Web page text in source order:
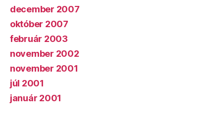
december 2007
október 2007
február 2003
november 2002
november 2001
júl 2001
január 2001